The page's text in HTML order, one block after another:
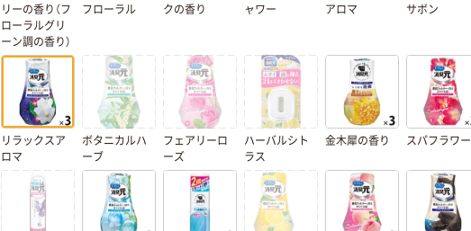
リーの香り（フ
ローラルグリ
ーン調の香り）
フローラル
クの香り
ャワー
アロマ
サボン
リラックスア
ロマ
ボタニカルハ
ーブ
フェアリーロ
ーズ
ハーバルシト
ラス
金木犀の香り スパフラワー